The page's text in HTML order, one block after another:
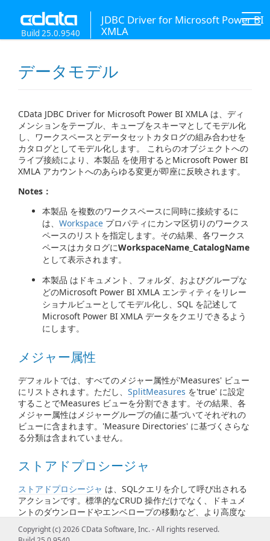
JDBC Driver for Microsoft Power BI
XMLA
Build 25.0.9540
データモデル
CData JDBC Driver for Microsoft Power BI XMLA は、ディ
メンションをテーブル、キューブをスキーマとしてモデル化
し、ワークスペースとデータセットカタログの組み合わせを
カタログとしてモデル化します。 これらのオブジェクトへの
ライブ接続により、本製品 を使用するとMicrosoft Power BI
XMLA アカウントへのあらゆる変更が即座に反映されます。
Notes：
本製品 を複数のワークスペースに同時に接続するに
は、 Workspace プロパティにカンマ区切りのワークス
ペースのリストを指定します。その結果、各ワークス
ペースはカタログにWorkspaceName_CatalogName
として表示されます。
本製品 はドキュメント、フォルダ、およびグループな
どのMicrosoft Power BI XMLA エンティティをリレー
ショナルビューとしてモデル化し、SQL を記述して
Microsoft Power BI XMLA データをクエリできるよう
にします。
メジャー属性
デフォルトでは、すべてのメジャー属性が'Measures' ビュー
にリストされます。ただし、 SplitMeasures を'true' に設定
することでMeasures ビューを分割できます。その結果、各
メジャー属性はメジャーグループの値に基づいてそれぞれの
ビューに含まれます。'Measure Directories' に基づくさらな
る分類は含まれていません。
ストアドプロシージャ
ストアドプロシージャ は、SQLクエリを介して呼び出される
アクションです。標準的なCRUD 操作だけでなく、ドキュメ
ントのダウンロードやエンベロープの移動など、より高度な
タスクも実行します。
Copyright (c) 2026 CData Software, Inc. - All rights reserved.